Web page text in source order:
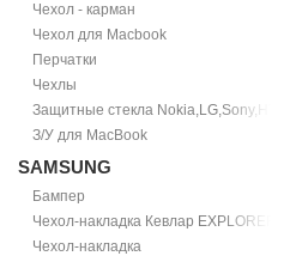
Чехол - карман
Чехол для Macbook
Перчатки
Чехлы
Защитные стекла Nokia,LG,Sony,HTC
З/У для MacBook
SAMSUNG
Бампер
Чехол-накладка Кевлар EXPLORER
Чехол-накладка